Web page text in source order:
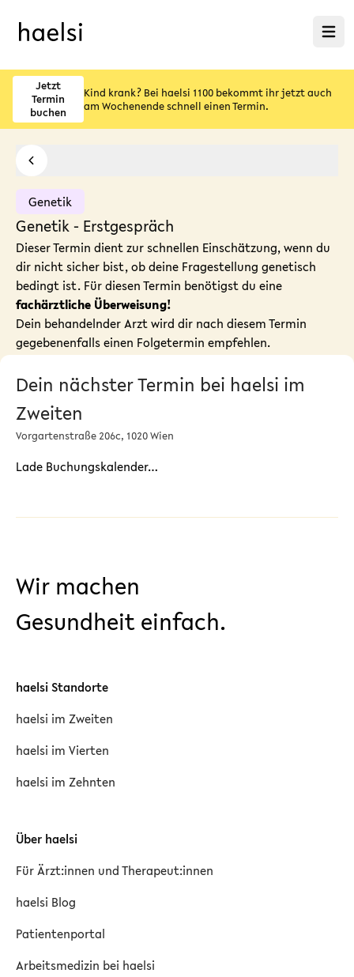
Menü
Jetzt
Termin
buchen
Kind krank? Bei haelsi 1100 bekommt ihr jetzt auch
am Wochenende schnell einen Termin.
Genetik
Genetik - Erstgespräch
Dieser Termin dient zur schnellen Einschätzung, wenn du
dir nicht sicher bist, ob deine Fragestellung genetisch
bedingt ist. Für diesen Termin benötigst du eine
fachärztliche Überweisung!
Dein behandelnder Arzt wird dir nach diesem Termin
gegebenenfalls einen Folgetermin empfehlen.
Dein nächster Termin bei haelsi im
Zweiten
Vorgartenstraße 206c, 1020 Wien
Lade Buchungskalender…
Wir machen
Gesundheit einfach.
haelsi Standorte
haelsi im Zweiten
haelsi im Vierten
haelsi im Zehnten
Über haelsi
Für Ärzt:innen und Therapeut:innen
haelsi Blog
Patientenportal
Arbeitsmedizin bei haelsi